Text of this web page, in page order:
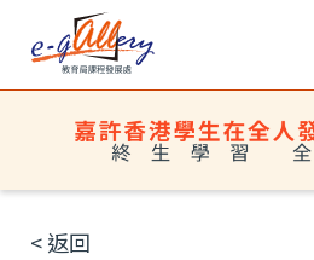
< 返回